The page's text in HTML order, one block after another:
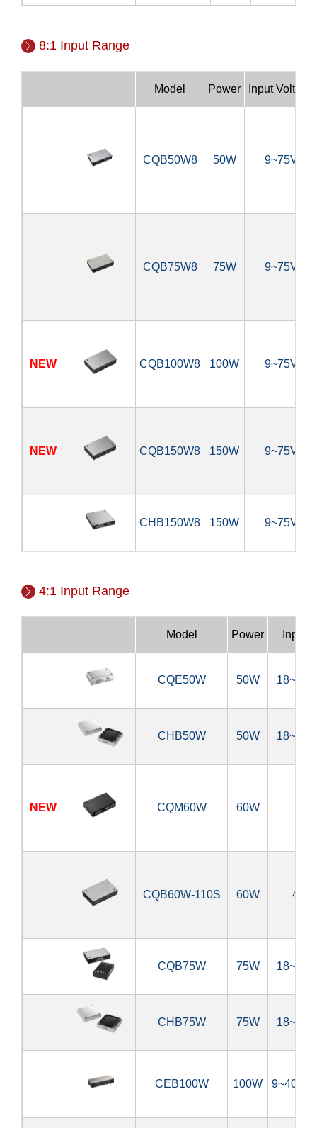
8:1 Input Range
Model Power Input Voltage
CQB50W8 50W 9~75V
CQB75W8 75W 9~75V
NEW CQB100W8 100W 9~75V
NEW CQB150W8 150W 9~75V
CHB150W8 150W 9~75V
4:1 Input Range
Model Power Input
CQE50W 50W
CHB50W 50W
NEW CQM60W 60W
CQB60W-110S 60W
CQB75W 75W
CHB75W 75W
CEB100W 100W 9~40V,